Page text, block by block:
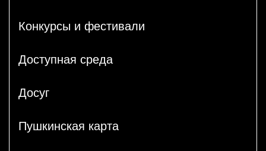
Конкурсы и фестивали
Доступная среда
Досуг
Пушкинская карта